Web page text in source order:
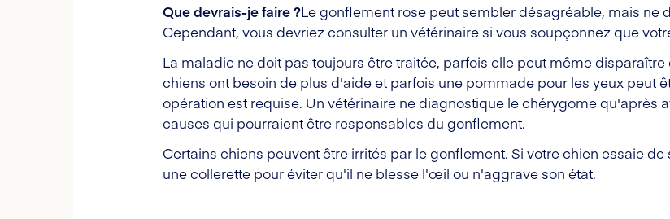
Que devrais-je faire ?Le gonflement rose peut sembler désagréable, mais ne
Cependant, vous devriez consulter un vétérinaire si vous soupçonnez que
La maladie ne doit pas toujours être traitée, parfois elle peut même
chiens ont besoin de plus d'aide et parfois une pommade pour les yeux peut
opération est requise. Un vétérinaire ne diagnostique le chérygome qu'après
causes qui pourraient être responsables du gonflement.
Certains chiens peuvent être irrités par le gonflement. Si votre chien essaie
une collerette pour éviter qu'il ne blesse l'œil ou n'aggrave son état.